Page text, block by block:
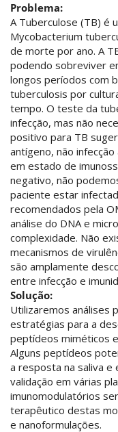
Problema:
A Tuberculose (TB) é
Mycobacterium
de morte por ano. A
podendo sobreviver
longos períodos com
tuberculosis por
tempo. O teste da
infecção, mas não
positivo para TB
antígeno, não
em estado de
negativo, não
paciente estar
recomendados pela
análise do DNA e
complexidade. Não
mecanismos de
são amplamente
entre infecção e
Solução:
Utilizaremos análises
estratégias para a
peptídeos miméticos
Alguns peptídeos
a resposta na saliva
validação em várias
imunomodulatórios
terapêutico destas
e nanoformulações.